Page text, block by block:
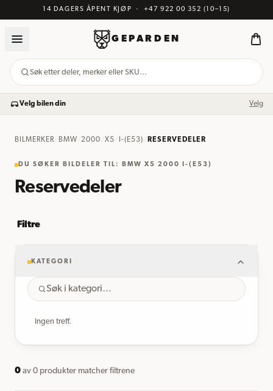
14 DAGERS ÅPENT KJØP · +47 922 00 352 (10–15)
GEPARDEN
Søk etter deler, merker eller SKU…
Velg bilen din Velg
BILMERKER/ BMW /2000 /X5 I-(E53) RESERVEDELER
DU SØKER BILDELER TIL: BMW X5 2000 I-(E53)
Reservedeler
Filtre
KATEGORI
Ingen treff.
0 av 0 produkter matcher filtrene